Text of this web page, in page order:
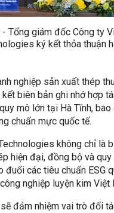
- Tổng giám đốc Công ty
ký kết thỏa thuận
nghiệp sản xuất thép
biên bản ghi nhớ hợp
mô lớn tại Hà Tĩnh,
chuẩn mực quốc tế.
không chỉ là
hiện đại, đồng bộ và
đuổi các tiêu chuẩn ESG
nghiệp luyện kim Việt
đảm nhiệm vai trò đối